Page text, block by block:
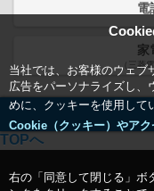
Cookie
当社では、お客様のウェブ
広告をパーソナライズし、
めに、クッキーを使用して
Cookie（クッキー）やア
右の「同意して閉じる」ボ
電
家
（三菱
TOPへ